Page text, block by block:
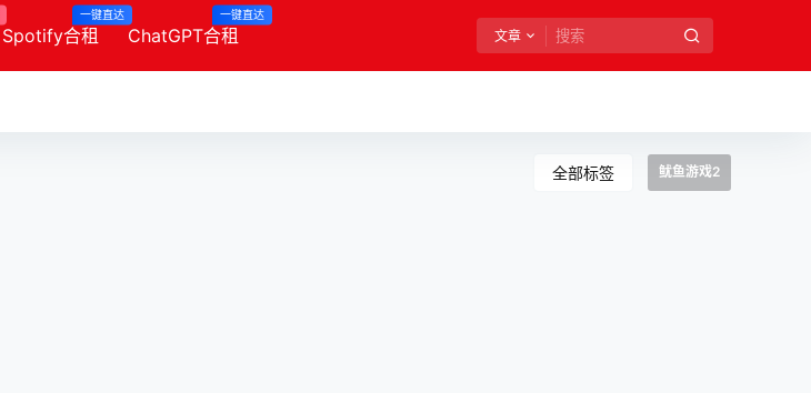
Spotify合租
一键直达
ChatGPT合租
一键直达
文章
全部标签 鱿鱼游戏2